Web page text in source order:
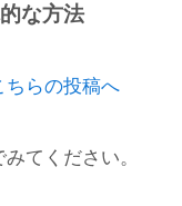
な方法
ちらの投稿へ
てください。